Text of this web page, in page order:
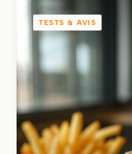
TESTS & AVIS